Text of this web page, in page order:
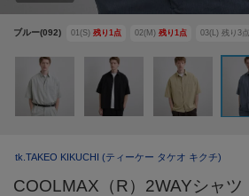
ブルー(092) 01(S) 残り 1 点 02(M) 残り 1 点 03(L) 残り 3点
tk.TAKEO KIKUCHI (ティーケー タケオ キクチ)
COOLMAX（R）2WAYシャツ